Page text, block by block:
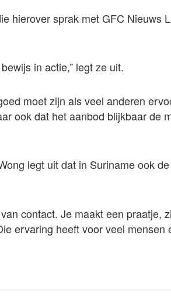
hierover sprak met GFC Nieuws
in actie,” legt ze uit.
moet zijn als veel anderen
ook dat het aanbod blijkbaar de
legt uit dat in Suriname ook
contact. Je maakt een praatje,
ervaring heeft voor veel mensen